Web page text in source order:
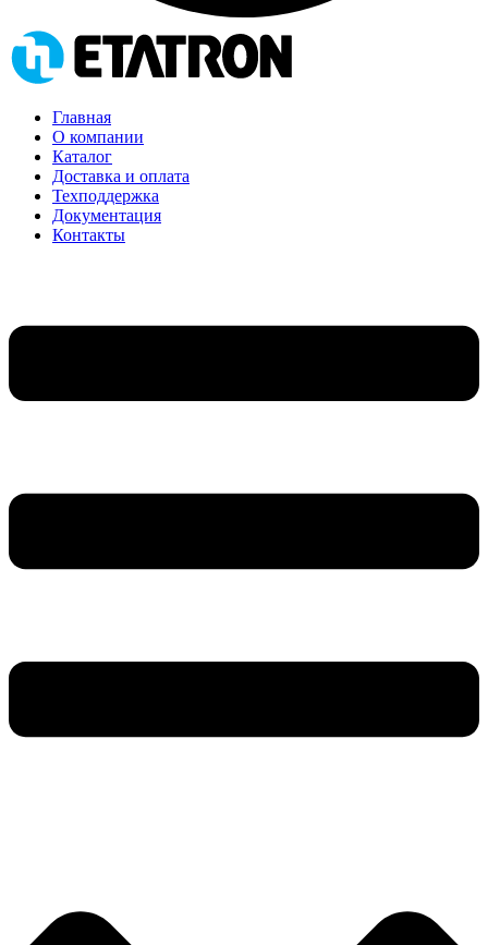
Главная
О компании
Каталог
Доставка и оплата
Техподдержка
Документация
Контакты